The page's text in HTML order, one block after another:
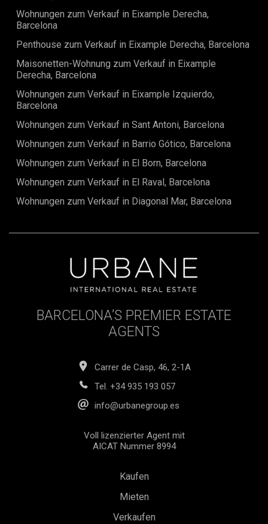
bereit für ein Leben im Herzen von allem – diese Wohnung
verdient Ihre volle Aufmerksamkeit.
Wohnungen zum Verkauf in Eixample Derecha,
Barcelona
Penthouse zum Verkauf in Eixample Derecha, Barcelona
Maisonetten-Wohnung zum Verkauf in Eixample
Derecha, Barcelona
Wohnungen zum Verkauf in Eixample Izquierdo,
Barcelona
Wohnungen zum Verkauf in Sant Antoni, Barcelona
Wohnungen zum Verkauf in Barrio Gótico, Barcelona
Wohnungen zum Verkauf in El Born, Barcelona
Wohnungen zum Verkauf in El Raval, Barcelona
Wohnungen zum Verkauf in Diagonal Mar, Barcelona
BARCELONA’S PREMIER ESTATE
AGENTS
Carrer de Casp, 46, 2-1A
Tel. +34 935 193 057
info@urbanegroup.es
Voll lizenzierter Agent mit
AICAT Nummer 8994
Kaufen
Mieten
Verkaufen